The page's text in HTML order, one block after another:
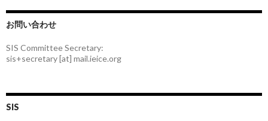
お問い合わせ
SIS Committee Secretary:
sis+secretary [at] mail.ieice.org
SIS